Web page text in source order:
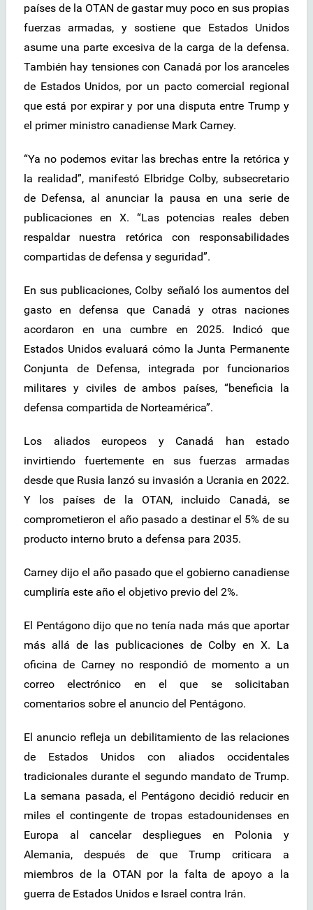
países de la OTAN de gastar muy poco en sus propias
fuerzas armadas, y sostiene que Estados Unidos
asume una parte excesiva de la carga de la defensa.
También hay tensiones con Canadá por los aranceles
de Estados Unidos, por un pacto comercial regional
que está por expirar y por una disputa entre Trump y
el primer ministro canadiense Mark Carney.
“Ya no podemos evitar las brechas entre la retórica y
la realidad”, manifestó Elbridge Colby, subsecretario
de Defensa, al anunciar la pausa en una serie de
publicaciones en X. “Las potencias reales deben
respaldar nuestra retórica con responsabilidades
compartidas de defensa y seguridad”.
En sus publicaciones, Colby señaló los aumentos del
gasto en defensa que Canadá y otras naciones
acordaron en una cumbre en 2025. Indicó que
Estados Unidos evaluará cómo la Junta Permanente
Conjunta de Defensa, integrada por funcionarios
militares y civiles de ambos países, “beneficia la
defensa compartida de Norteamérica”.
Los aliados europeos y Canadá han estado
invirtiendo fuertemente en sus fuerzas armadas
desde que Rusia lanzó su invasión a Ucrania en 2022.
Y los países de la OTAN, incluido Canadá, se
comprometieron el año pasado a destinar el 5% de su
producto interno bruto a defensa para 2035.
Carney dijo el año pasado que el gobierno canadiense
cumpliría este año el objetivo previo del 2%.
El Pentágono dijo que no tenía nada más que aportar
más allá de las publicaciones de Colby en X. La
oficina de Carney no respondió de momento a un
correo electrónico en el que se solicitaban
comentarios sobre el anuncio del Pentágono.
El anuncio refleja un debilitamiento de las relaciones
de Estados Unidos con aliados occidentales
tradicionales durante el segundo mandato de Trump.
La semana pasada, el Pentágono decidió reducir en
miles el contingente de tropas estadounidenses en
Europa al cancelar despliegues en Polonia y
Alemania, después de que Trump criticara a
miembros de la OTAN por la falta de apoyo a la
guerra de Estados Unidos e Israel contra Irán.